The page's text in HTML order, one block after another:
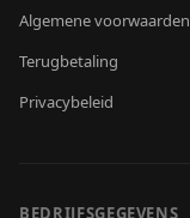
Algemene voorwaarden
Terugbetaling
Privacybeleid
BEDRIJFSGEGEVENS